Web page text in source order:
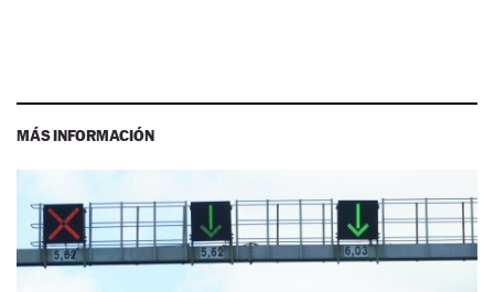
MÁS INFORMACIÓN